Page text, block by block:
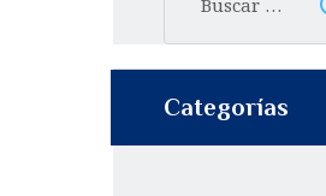
Categorías